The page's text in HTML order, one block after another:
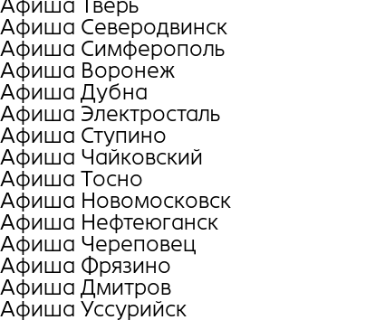
Афиша Тверь
Афиша Северодвинск
Афиша Симферополь
Афиша Воронеж
Афиша Дубна
Афиша Электросталь
Афиша Ступино
Афиша Чайковский
Афиша Тосно
Афиша Новомосковск
Афиша Нефтеюганск
Афиша Череповец
Афиша Фрязино
Афиша Дмитров
Афиша Уссурийск